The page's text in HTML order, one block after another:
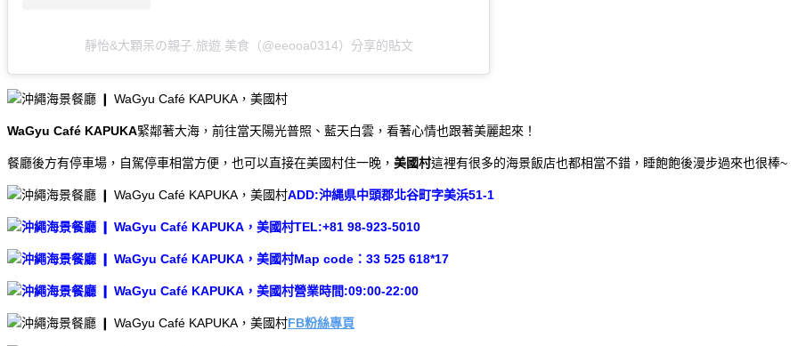
靜怡&大顆呆の親子.旅遊.美食（@eeooa0314）分享的貼文
WaGyu Café KAPUKA緊鄰著大海，前往當天陽光普照、藍天白雲，看著心情也跟著美麗起來！
餐廳後方有停車場，自駕停車相當方便，也可以直接在美國村住一晚， 美國村這裡有很多的海景飯店也都相當不錯，睡飽飽後漫步過來也很棒~
ADD:沖縄県中頭郡北谷町字美浜51-1
TEL:+81 98-923-5010
Map code：33 525 618*17
營業時間:09:00-22:00
FB粉絲專頁